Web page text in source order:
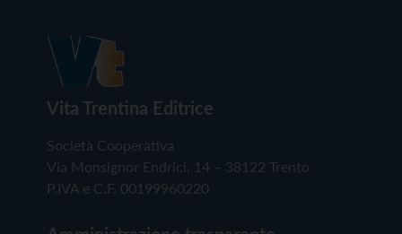
Vita Trentina Editrice
Società Cooperativa
Via Monsignor Endrici, 14 – 38122 Trento
P.IVA e C.F. 00199960220